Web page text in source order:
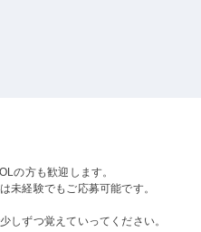
の方も歓迎します。
未経験でもご応募可能です。
しずつ覚えていってください。